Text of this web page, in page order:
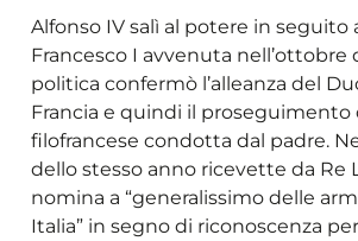
Alfonso IV salì al potere in seguito
Francesco I avvenuta nell’ottobre
politica confermò l’alleanza del
Francia e quindi il proseguimento
filofrancese condotta dal padre.
dello stesso anno ricevette da Re
nomina a “generalissimo delle
Italia” in segno di riconoscenza